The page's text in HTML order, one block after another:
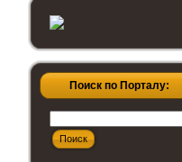
Поиск по Порталу: